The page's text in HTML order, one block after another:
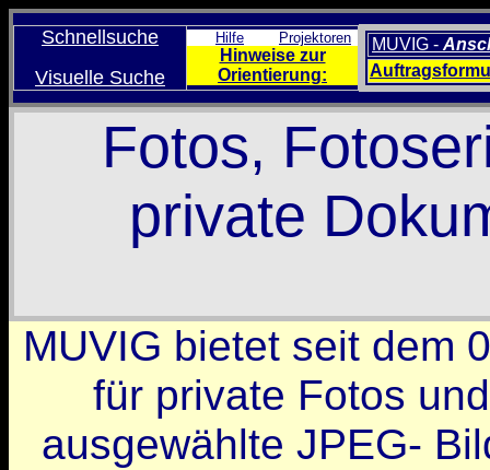
Schnellsuche
Visuelle Suche
Hilfe Projektoren
Hinweise zur
Orientierung:
MUVIG -
Fotos,
private
MUVIG bietet seit dem
für private Fotos
ausgewählte JPEG-